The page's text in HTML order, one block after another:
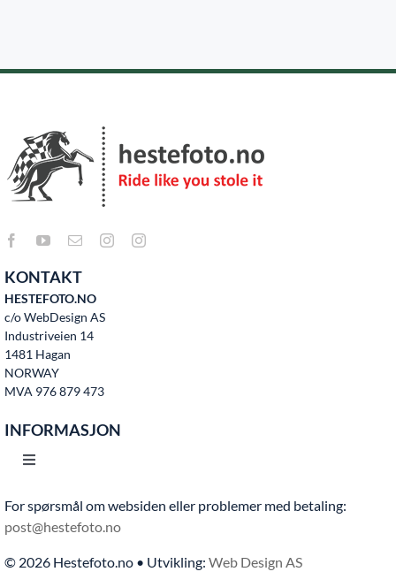
KONTAKT
HESTEFOTO.NO
c/o WebDesign AS
Industriveien 14
1481 Hagan
NORWAY
MVA 976 879 473
INFORMASJON
Toggle
Hjem
Bruksvilkår
For spørsmål om websiden eller problemer med betaling:
post@hestefoto.no
© 2026 Hestefoto.no • Utvikling: Web Design AS